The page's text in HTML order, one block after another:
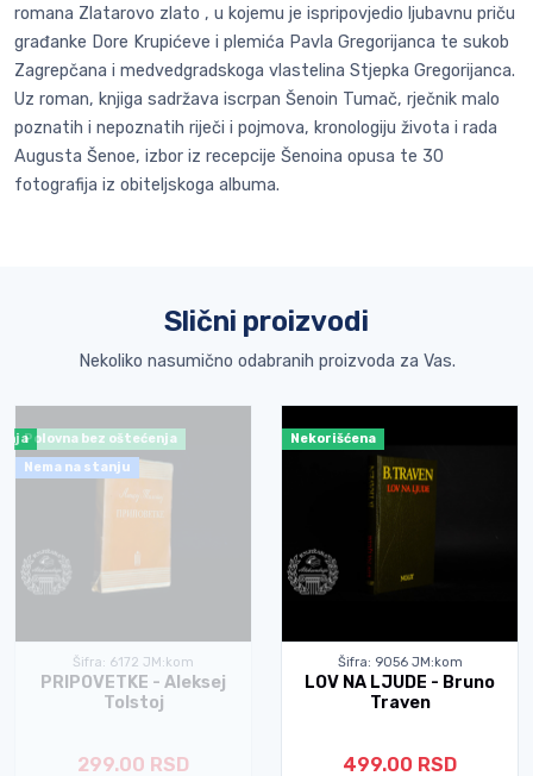
romana Zlatarovo zlato , u kojemu je ispripovjedio ljubavnu priču
građanke Dore Krupićeve i plemića Pavla Gregorijanca te sukob
Zagrepčana i medvedgradskoga vlastelina Stjepka Gregorijanca.
Uz roman, knjiga sadržava iscrpan Šenoin Tumač, rječnik malo
poznatih i nepoznatih riječi i pojmova, kronologiju života i rada
Augusta Šenoe, izbor iz recepcije Šenoina opusa te 30
fotografija iz obiteljskoga albuma.
Slični proizvodi
Nekoliko nasumično odabranih proizvoda za Vas.
Polovna bez oštećenja
Nema na stanju
Šifra: 6172 JM:kom
PRIPOVETKE - Aleksej
Tolstoj
299.00 RSD
Nekorišćena
Šifra: 9056 JM:kom
LOV NA LJUDE - Bruno
Traven
499.00 RSD